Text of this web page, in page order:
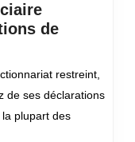
de
restreint,
de ses déclarations
plupart des